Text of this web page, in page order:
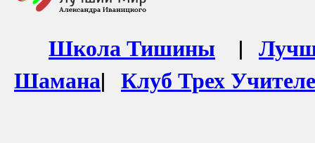
Школа Тишины |
Шамана| Клуб Трех